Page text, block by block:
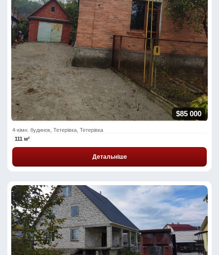
$85 000
4-кімн. будинок, Тетерівка, Тетерівка
111 м²
Детальніше